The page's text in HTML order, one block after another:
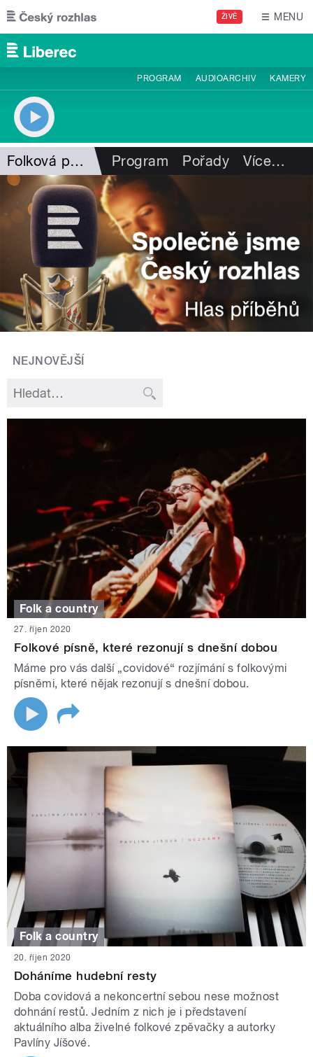
Přejít k hlavnímu obsahu
ŽIVĚ MENU
PROGRAM AUDIOARCHIV KAMERY
Folková pohlazení Program Pořady Více…
NEJNOVĚJŠÍ
Folk a country
27. říjen 2020
Folkové písně, které rezonují s dnešní dobou
Máme pro vás další „covidové“ rozjímání s folkovými
písněmi, které nějak rezonují s dnešní dobou.
Folk a country
20. říjen 2020
Doháníme hudební resty
Doba covidová a nekoncertní sebou nese možnost
dohnání restů. Jedním z nich je i představení
aktuálního alba živelné folkové zpěvačky a autorky
Pavlíny Jíšové.